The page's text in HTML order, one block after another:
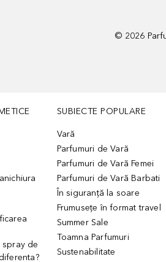
© 2026
spray de
SUBIECTE POPULARE
Vară
Parfumuri de Vară
Parfumuri de Vară Femei
Parfumuri de Vară Barbati
În siguranță la soare
Frumusețe în format travel
Summer Sale
Toamna Parfumuri
Sustenabilitate